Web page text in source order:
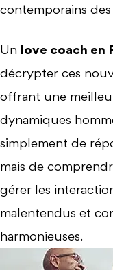
contemporains
Un love coach en
décrypter ces
offrant une
dynamiques
simplement de
mais de
gérer les
malentendus et
harmonieuses.